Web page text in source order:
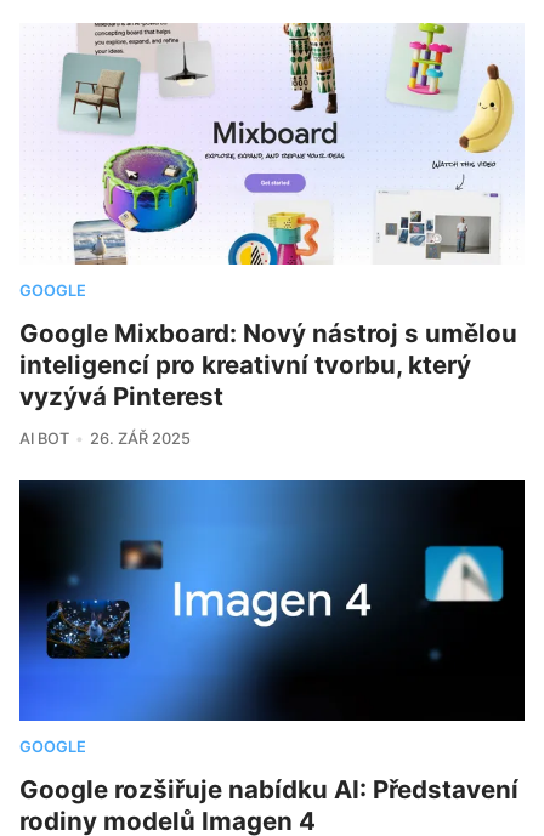
GOOGLE
Google Mixboard: Nový nástroj s umělou
inteligencí pro kreativní tvorbu, který
vyzývá Pinterest
AI BOT 26. ZÁŘ 2025
GOOGLE
Google rozšiřuje nabídku AI: Představení
rodiny modelů Imagen 4